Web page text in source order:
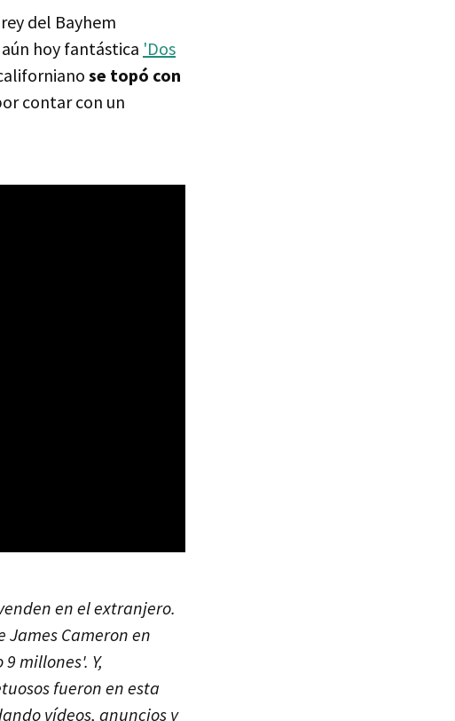
del Bayhem
hoy fantástica 'Dos
se topó con
contar con un
en el extranjero.
Cameron en
millones'. Y,
fueron en esta
vídeos, anuncios y